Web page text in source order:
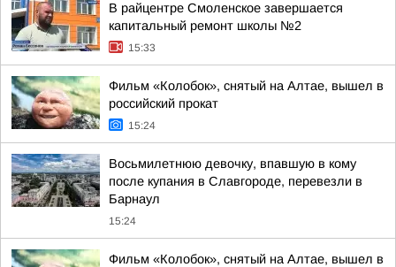
В райцентре Смоленское завершается
капитальный ремонт школы №2
15:33
Фильм «Колобок», снятый на Алтае, вышел в
российский прокат
15:24
Восьмилетнюю девочку, впавшую в кому
после купания в Славгороде, перевезли в
Барнаул
15:24
Фильм «Колобок», снятый на Алтае, вышел в